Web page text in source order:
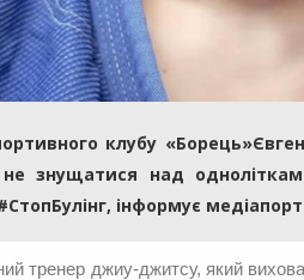
клубу
знущатися над
інформує
тренер джиу-джитсу, який